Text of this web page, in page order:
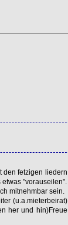
den fetzigen liedern
"vorauseilen".
mitnehmbar sein.
(u.a.mieterbeirat)
her und hin)Freue